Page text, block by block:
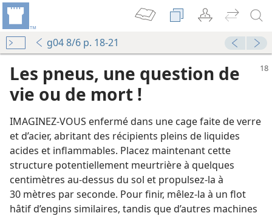
g04 8/6 p. 18-21
Les pneus, une question de
vie ou de mort !
IMAGINEZ-​VOUS enfermé dans une cage faite de verre
et d’acier, abritant des récipients pleins de liquides
acides et inflammables. Placez maintenant cette
structure potentiellement meurtrière à quelques
centimètres au-dessus du sol et propulsez-​la à
30 mètres par seconde. Pour finir, mêlez-​la à un flot
hâtif d’engins similaires, tandis que d’autres machines